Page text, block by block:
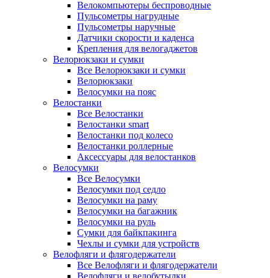
Велокомпьютеры беспроводные
Пульсометры нагрудные
Пульсометры наручные
Датчики скорости и каденса
Крепления для велогаджетов
Велорюкзаки и сумки
Все Велорюкзаки и сумки
Велорюкзаки
Велосумки на пояс
Велостанки
Все Велостанки
Велостанки smart
Велостанки под колесо
Велостанки роллерные
Аксессуары для велостанков
Велосумки
Все Велосумки
Велосумки под седло
Велосумки на раму
Велосумки на багажник
Велосумки на руль
Сумки для байкпакинга
Чехлы и сумки для устройств
Велофляги и флягодержатели
Все Велофляги и флягодержатели
Велофляги и велобутылки